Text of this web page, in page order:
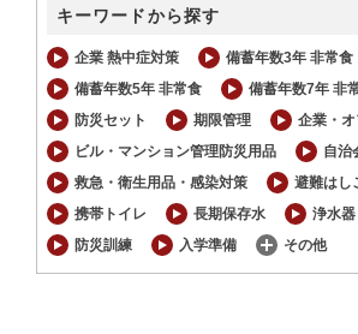
キーワードから探す
企業 熱中症対策
備蓄年数3年 非常食
備蓄年数5年 非常食
備蓄年数7年 非
防災セット
期限管理
企業・
ビル・マンション管理防災用品
自治
救急・衛生用品・感染対策
避難はし
携帯トイレ
長期保存水
浄水
防災訓練
入学準備 その他